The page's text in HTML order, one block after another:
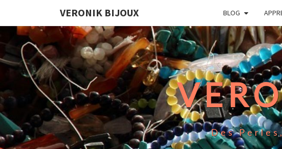
VERONIK BIJOUX BLOG
Des